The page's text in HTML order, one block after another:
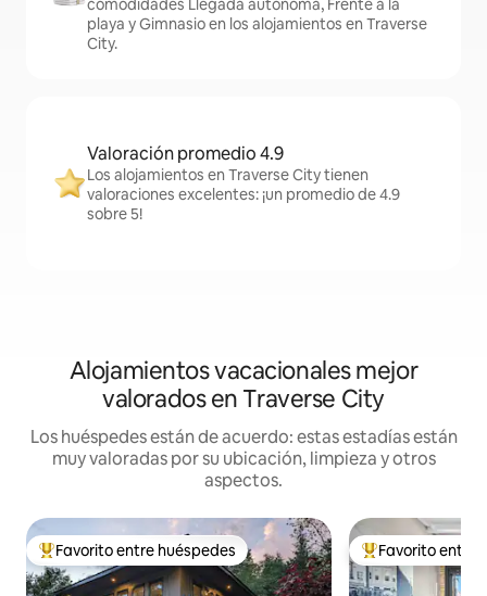
comodidades Llegada autónoma, Frente a la
playa y Gimnasio en los alojamientos en Traverse
City.
Valoración promedio 4.9
Los alojamientos en Traverse City tienen
valoraciones excelentes: ¡un promedio de 4.9
sobre 5!
Alojamientos vacacionales mejor
valorados en Traverse City
Los huéspedes están de acuerdo: estas estadías están
muy valoradas por su ubicación, limpieza y otros
aspectos.
Favorito entre huéspedes preferido
Favorito entre huéspedes Favorito entre
Favorito entre